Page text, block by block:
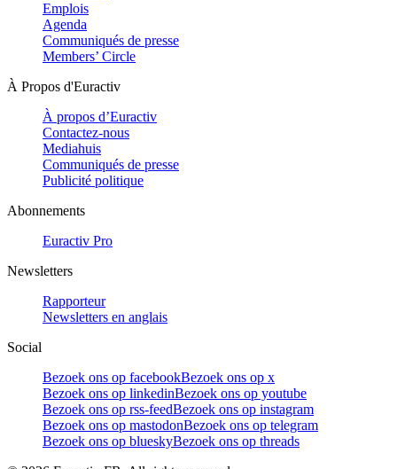
Emplois
Agenda
Communiqués de presse
Members’ Circle
À Propos d'Euractiv
À propos d’Euractiv
Contactez-nous
Mediahuis
Communiqués de presse
Publicité politique
Abonnements
Euractiv Pro
Newsletters
Rapporteur
Newsletters en anglais
Social
Bezoek ons op facebookBezoek ons op x
Bezoek ons op linkedinBezoek ons op youtube
Bezoek ons op rss-feedBezoek ons op instagram
Bezoek ons op mastodonBezoek ons op telegram
Bezoek ons op blueskyBezoek ons op threads